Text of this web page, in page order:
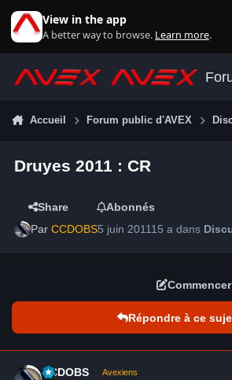
View in the app
A better way to browse. Learn more.
Accueil Forum public d'AVEX
Druyes 2011 : CR
Share
Abonnés
ParCCDOBS5 juin 201115 a dans
Répondre à ce
CCDOBS Avexiens